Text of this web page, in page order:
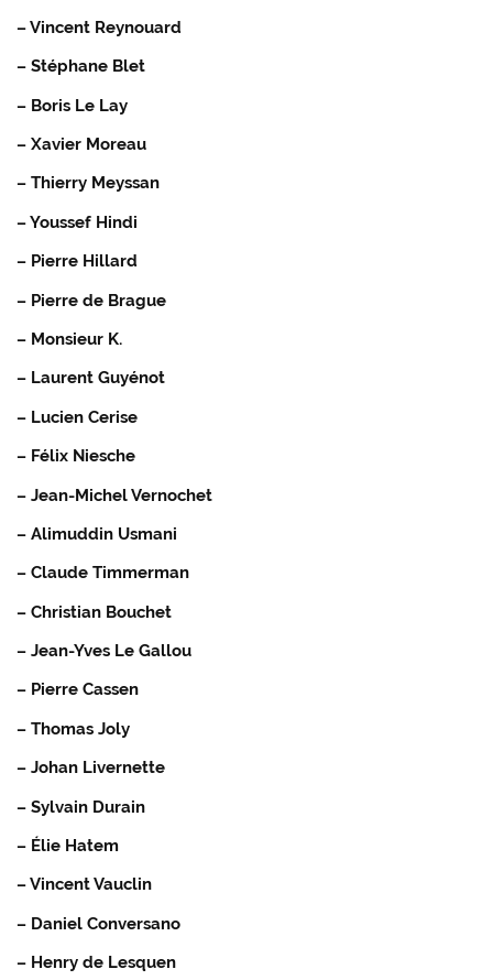
– Vincent Reynouard
– Stéphane Blet
– Boris Le Lay
– Xavier Moreau
– Thierry Meyssan
– Youssef Hindi
– Pierre Hillard
– Pierre de Brague
– Monsieur K.
– Laurent Guyénot
– Lucien Cerise
– Félix Niesche
– Jean-Michel Vernochet
– Alimuddin Usmani
– Claude Timmerman
– Christian Bouchet
– Jean-Yves Le Gallou
– Pierre Cassen
– Thomas Joly
– Johan Livernette
– Sylvain Durain
– Élie Hatem
– Vincent Vauclin
– Daniel Conversano
– Henry de Lesquen